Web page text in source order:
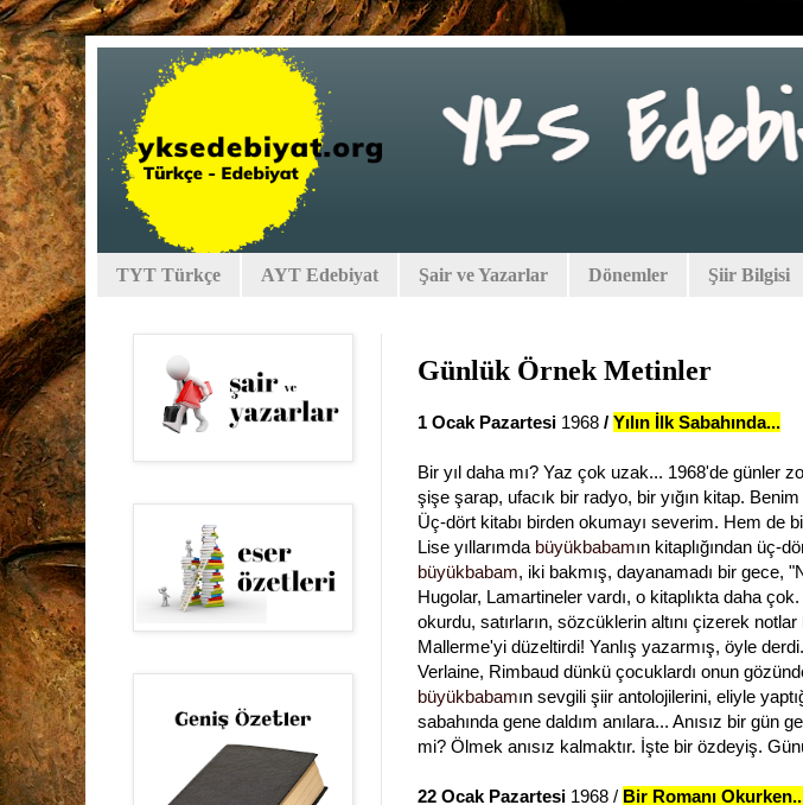
TYT Türkçe AYT Edebiyat Şair ve Yazarlar Dönemler Şiir Bilgisi
Günlük Örnek Metinler
1 Ocak Pazartesi 1968 / Yılın İlk Sabahında...
Bir yıl daha mı? Yaz çok uzak... 1968'de günler
şişe şarap, ufacık bir radyo, bir yığın kitap.
Üç-dört kitabı birden okumayı severim. Hem de
Lise yıllarımda büyükbabamın kitaplığından üç-
büyükbabam, iki bakmış, dayanamadı bir gece,
Hugolar, Lamartineler vardı, o kitaplıkta daha
okurdu, satırların, sözcüklerin altını çizerek
Mallerme'yi düzeltirdi! Yanlış yazarmış, öyle
Verlaine, Rimbaud dünkü çocuklardı onun
büyükbabamın sevgili şiir antolojilerini, eliyle
sabahında gene daldım anılara... Anısız bir
mi? Ölmek anısız kalmaktır. İşte bir özdeyiş.
22 Ocak Pazartesi 1968 / Bir Romanı